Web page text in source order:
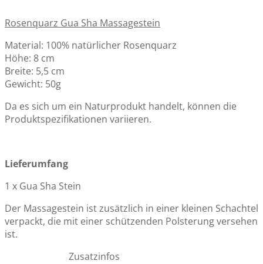
Rosenquarz Gua Sha Massagestein
Material: 100% natürlicher Rosenquarz
Höhe: 8 cm
Breite: 5,5 cm
Gewicht: 50g
Da es sich um ein Naturprodukt handelt, können die
Produktspezifikationen variieren.
Lieferumfang
1 x Gua Sha Stein
Der Massagestein ist zusätzlich in einer kleinen Schachtel
verpackt, die mit einer schützenden Polsterung versehen
ist.
Zusatzinfos